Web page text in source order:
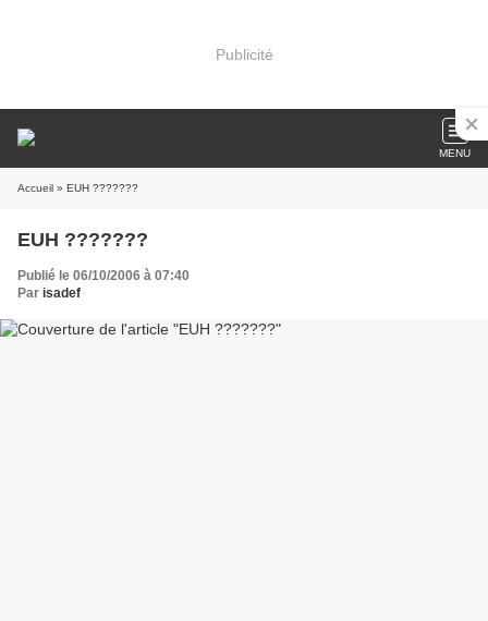
Publicité
MENU
Accueil » EUH ???????
EUH ???????
Publié le 06/10/2006 à 07:40
Par isadef